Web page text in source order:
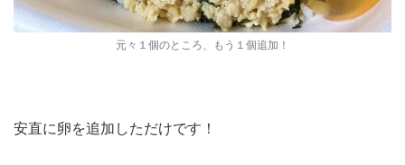
元々１個のところ、もう１個追加！
安直に卵を追加しただけです！